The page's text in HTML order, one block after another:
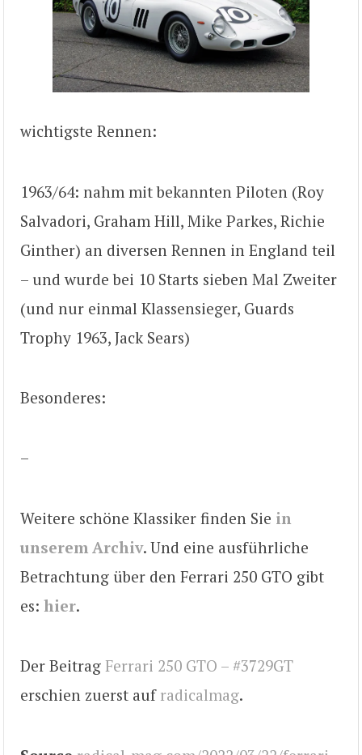
wichtigste Rennen:
1963/64: nahm mit bekannten Piloten (Roy
Salvadori, Graham Hill, Mike Parkes, Richie
Ginther) an diversen Rennen in England teil
– und wurde bei 10 Starts sieben Mal Zweiter
(und nur einmal Klassensieger, Guards
Trophy 1963, Jack Sears)
Besonderes:
–
Weitere schöne Klassiker finden Sie in
unserem Archiv. Und eine ausführliche
Betrachtung über den Ferrari 250 GTO gibt
es: hier.
Der Beitrag Ferrari 250 GTO – #3729GT
erschien zuerst auf radicalmag.